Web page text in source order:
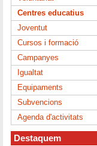
Centres educatius
Joventut
Cursos i formació
Campanyes
Igualtat
Equipaments
Subvencions
Agenda d'activitats
Destaquem